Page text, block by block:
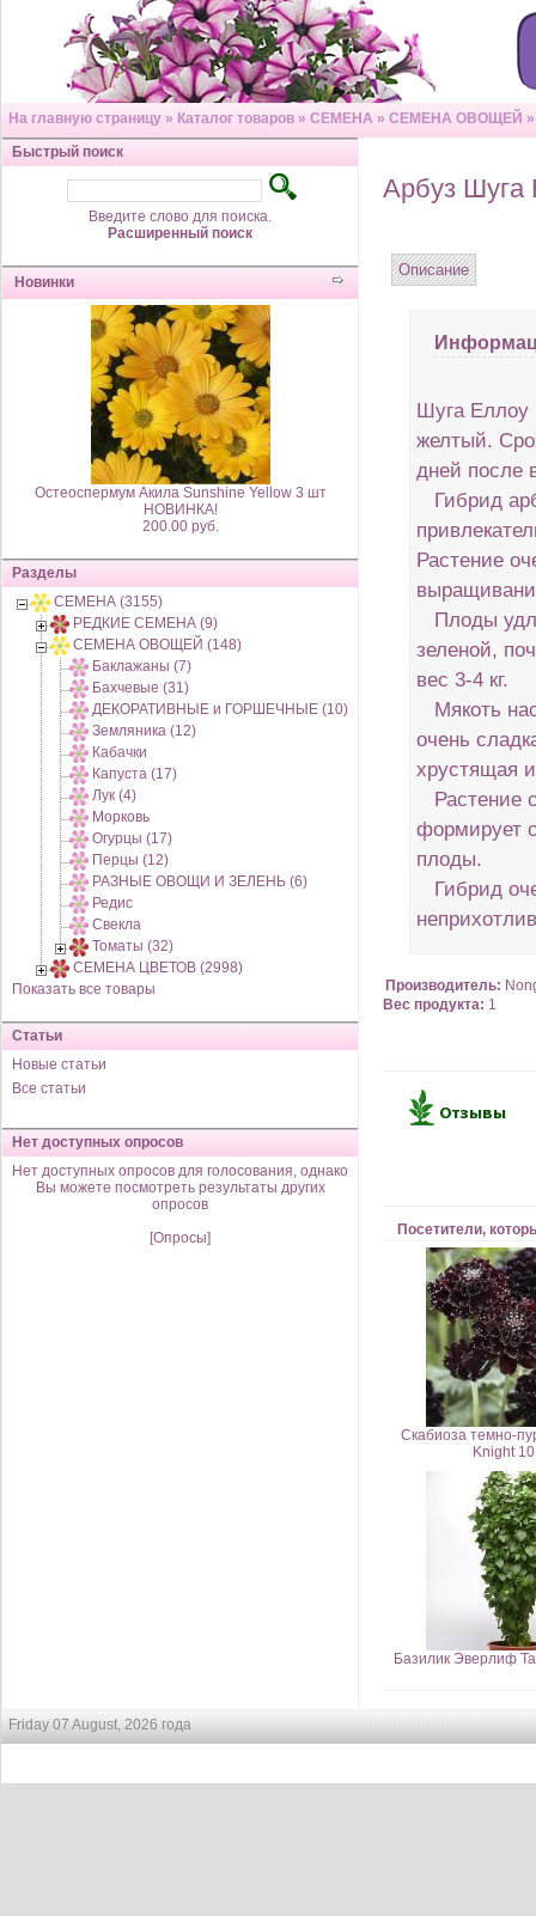
На главную страницу » Каталог товаров » СЕМЕНА » СЕМЕНА ОВОЩЕЙ
Быстрый поиск
Введите слово для поиска.
Расширенный поиск
Новинки
Остеоспермум Акила Sunshine Yellow 3 шт
НОВИНКА!
200.00 руб.
Разделы
СЕМЕНА (3155)
РЕДКИЕ СЕМЕНА (9)
СЕМЕНА ОВОЩЕЙ (148)
Баклажаны (7)
Бахчевые (31)
ДЕКОРАТИВНЫЕ и ГОРШЕЧНЫЕ (10)
Земляника (12)
Кабачки
Капуста (17)
Лук (4)
Морковь
Огурцы (17)
Перцы (12)
РАЗНЫЕ ОВОЩИ И ЗЕЛЕНЬ (6)
Редис
Свекла
Томаты (32)
СЕМЕНА ЦВЕТОВ (2998)
Показать все товары
Статьи
Новые статьи
Все статьи
Нет доступных опросов
Нет доступных опросов для голосования, однако
Вы можете посмотреть результаты других
опросов
[Опросы]
Арбуз Шуга
Описание
Шуга Еллоу
желтый.
дней после
Гибрид
Растение
Плоды
зеленой,
вес 3-4 кг.
Мякоть
очень
хрустящая
Растение
формирует
плоды.
Гибрид
Производитель:
Вес продукта: 1
Посетители,
Скабиоза темно-
Knight
Базилик Эверлиф
Friday 07 August, 2026 года